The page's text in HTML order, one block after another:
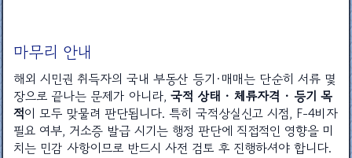
마무리 안내
해외 시민권 취득자의 국내 부동산 등기·매매는 단순히 서류 몇
장으로 끝나는 문제가 아니라,국적 상태 · 체류자격 · 등기 목
적이 모두 맞물려 판단됩니다. 특히 국적상실신고 시점, F-4비자
필요 여부, 거소증 발급 시기는 행정 판단에 직접적인 영향을 미
치는 민감 사항이므로 반드시 사전 검토 후 진행하셔야 합니다.